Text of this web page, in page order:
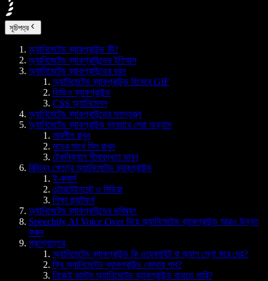
সূচিপত্র
অ্যানিমেটেড ব্যাকগ্রাউন্ড কী?
অ্যানিমেটেড ব্যাকগ্রাউন্ডের ইতিহাস
অ্যানিমেটেড ব্যাকগ্রাউন্ডের ধরন
অ্যানিমেটেড ব্যাকগ্রাউন্ড হিসেবে GIF
ভিডিও ব্যাকগ্রাউন্ড
CSS অ্যানিমেশন
অ্যানিমেটেড ব্যাকগ্রাউন্ডের মনস্তত্ত্ব
অ্যানিমেটেড ব্যাকগ্রাউন্ড ব্যবহারে সেরা অভ্যাস
সাবলীল রাখুন
মুডের সাথে মিল রাখুন
টেকনিক্যাল সীমাবদ্ধতা ভাবুন
বিভিন্ন ক্ষেত্রে অ্যানিমেটেড ব্যাকগ্রাউন্ড
ই-কমার্স
এন্টারটেইনমেন্ট ও মিডিয়া
শিক্ষা প্ল্যাটফর্ম
অ্যানিমেটেড ব্যাকগ্রাউন্ডের ভবিষ্যৎ
Speechify AI Voice Over দিয়ে অ্যানিমেটেড ব্যাকগ্রাউন্ড আরও উন্নত
করুন
প্রশ্নোত্তর
অ্যানিমেটেড ব্যাকগ্রাউন্ড কি ওয়েবসাইট বা অ্যাপ স্লো করে দেয়?
ফ্রি অ্যানিমেটেড ব্যাকগ্রাউন্ড কোথায় পাব?
নিজেই কাস্টম অ্যানিমেটেড ব্যাকগ্রাউন্ড বানাতে পারি?